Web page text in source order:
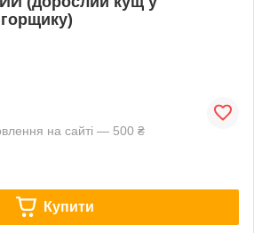
на сайті — 500 ₴
Купити